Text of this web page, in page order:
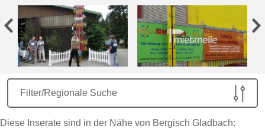
Filter/Regionale Suche
Diese Inserate sind in der Nähe von Bergisch Gladbach: